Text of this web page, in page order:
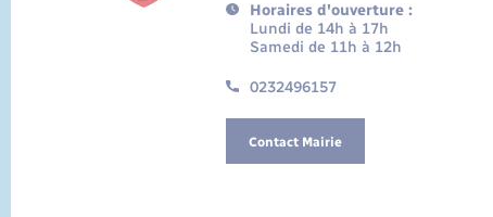
Horaires d'ouverture :
Lundi de 14h à 17h
Samedi de 11h à 12h
0232496157
Contact Mairie